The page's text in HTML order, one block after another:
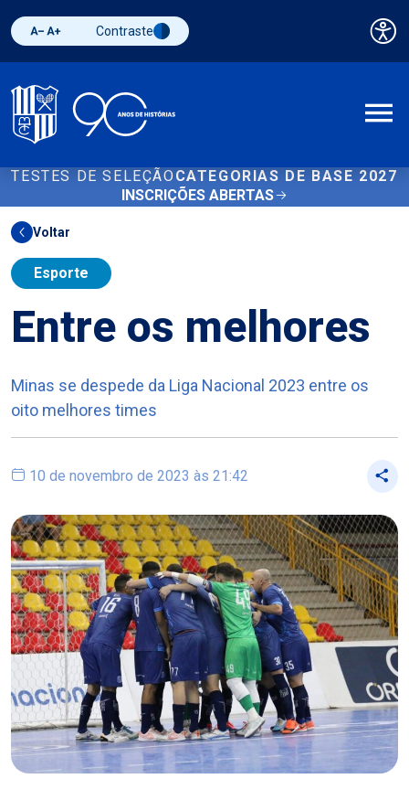
Diminuir fonte
Aumentar fonteAlternar contraste
Contraste
TESTES DE SELEÇÃO CATEGORIAS DE BASE 2027
INSCRIÇÕES ABERTAS
Voltar
Esporte
Entre os melhores
Minas se despede da Liga Nacional 2023 entre os
oito melhores times
10 de novembro de 2023 às 21:42